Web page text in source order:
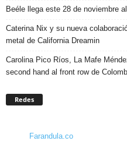
Beéle llega este 28 de noviembre
Caterina Nix y su nueva
metal de California Dreamin
Carolina Pico Ríos, La Mafe
second hand al front row de
Redes
Farandula.co